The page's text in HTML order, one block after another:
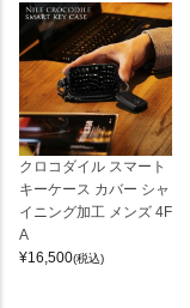
クロコダイル スマート
キーケース カバー シャ
イニング加工 メンズ 4F
A
¥16,500(税込)